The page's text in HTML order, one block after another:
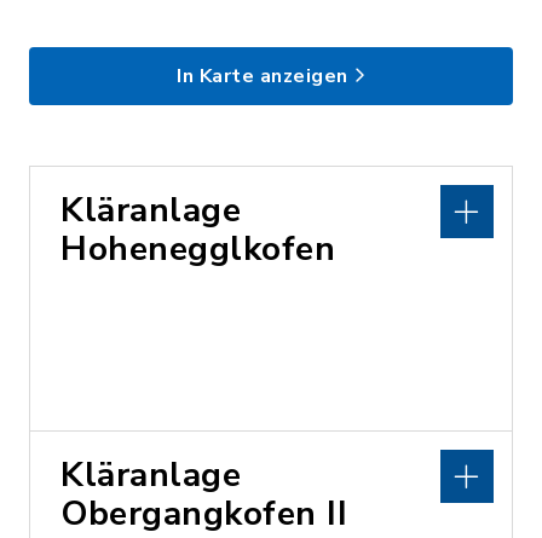
In Karte anzeigen
Kläranlage
Hohenegglkofen
Kläranlage
Obergangkofen II